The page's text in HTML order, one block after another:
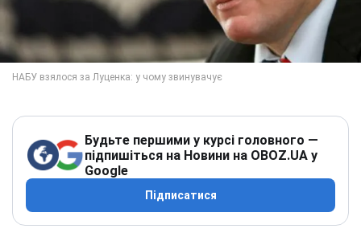
Будьте першими у курсі головного —
підпишіться на Новини на OBOZ.UA у
Google
Підписатися